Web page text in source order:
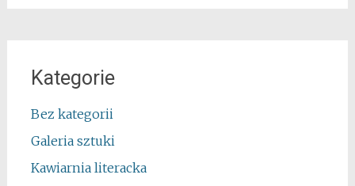
Kategorie
Bez kategorii
Galeria sztuki
Kawiarnia literacka